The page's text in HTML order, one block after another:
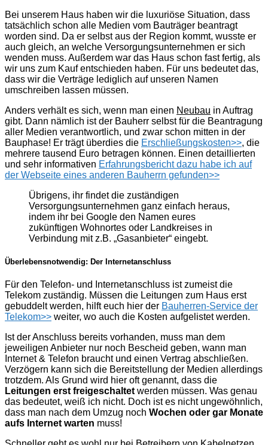
Bei unserem Haus haben wir die luxuriöse Situation, dass
tatsächlich schon alle Medien vom Bauträger beantragt
worden sind. Da er selbst aus der Region kommt, wusste er
auch gleich, an welche Versorgungsunternehmen er sich
wenden muss. Außerdem war das Haus schon fast fertig, als
wir uns zum Kauf entschieden haben. Für uns bedeutet das,
dass wir die Verträge lediglich auf unseren Namen
umschreiben lassen müssen.
Anders verhält es sich, wenn man einen Neubau in Auftrag
gibt. Dann nämlich ist der Bauherr selbst für die Beantragung
aller Medien verantwortlich, und zwar schon mitten in der
Bauphase! Er trägt überdies die Erschließungskosten>>, die
mehrere tausend Euro betragen können. Einen detaillierten
und sehr informativen Erfahrungsbericht dazu habe ich auf
der Webseite eines anderen Bauherrn gefunden>>
Übrigens, ihr findet die zuständigen
Versorgungsunternehmen ganz einfach heraus,
indem ihr bei Google den Namen eures
zukünftigen Wohnortes oder Landkreises in
Verbindung mit z.B. „Gasanbieter“ eingebt.
Überlebensnotwendig: Der Internetanschluss
Für den Telefon- und Internetanschluss ist zumeist die
Telekom zuständig. Müssen die Leitungen zum Haus erst
gebuddelt werden, hilft euch hier der Bauherren-Service der
Telekom>> weiter, wo auch die Kosten aufgelistet werden.
Ist der Anschluss bereits vorhanden, muss man dem
jeweiligen Anbieter nur noch Bescheid geben, wann man
Internet & Telefon braucht und einen Vertrag abschließen.
Verzögern kann sich die Bereitstellung der Medien allerdings
trotzdem. Als Grund wird hier oft genannt, dass die
Leitungen erst freigeschaltet werden müssen. Was genau
das bedeutet, weiß ich nicht. Doch ist es nicht ungewöhnlich,
dass man nach dem Umzug noch Wochen oder gar Monate
aufs Internet warten muss!